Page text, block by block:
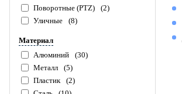
Поворотные (PTZ)
(2)
Уличные
(8)
Материал
Алюминий
(30)
Металл
(5)
Пластик
(2)